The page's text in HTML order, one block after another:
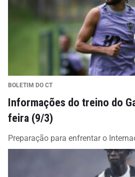
BOLETIM DO CT
Informações do treino do
feira (9/3)
Preparação para enfrentar o